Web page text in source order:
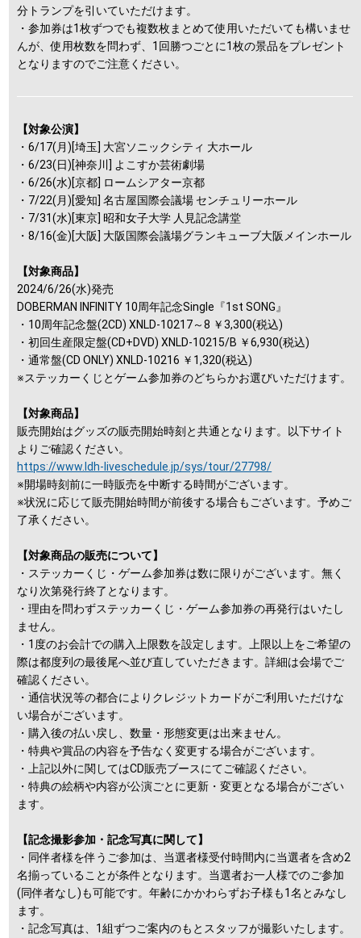
分トランプを引いていただけます。
・参加券は1枚ずつでも複数枚まとめて使用いただいても構いませ
んが、使用枚数を問わず、1回勝つごとに1枚の景品をプレゼント
となりますのでご注意ください。
【対象公演】
・6/17(月)[埼玉] 大宮ソニックシティ 大ホール
・6/23(日)[神奈川] よこすか芸術劇場
・6/26(水)[京都] ロームシアター京都
・7/22(月)[愛知] 名古屋国際会議場 センチュリーホール
・7/31(水)[東京] 昭和女子大学 人見記念講堂
・8/16(金)[大阪] 大阪国際会議場グランキューブ大阪メインホール
【対象商品】
2024/6/26(水)発売
DOBERMAN INFINITY 10周年記念Single『1st SONG』
・10周年記念盤(2CD) XNLD-10217～8 ￥3,300(税込)
・初回生産限定盤(CD+DVD) XNLD-10215/B ￥6,930(税込)
・通常盤(CD ONLY) XNLD-10216 ￥1,320(税込)
※ステッカーくじとゲーム参加券のどちらかお選びいただけます。
【対象商品】
販売開始はグッズの販売開始時刻と共通となります。以下サイト
よりご確認ください。
https://www.ldh-liveschedule.jp/sys/tour/27798/
※開場時刻前に一時販売を中断する時間がございます。
※状況に応じて販売開始時間が前後する場合もございます。予めご
了承ください。
【対象商品の販売について】
・ステッカーくじ・ゲーム参加券は数に限りがございます。無く
なり次第発行終了となります。
・理由を問わずステッカーくじ・ゲーム参加券の再発行はいたし
ません。
・1度のお会計での購入上限数を設定します。上限以上をご希望の
際は都度列の最後尾へ並び直していただきます。詳細は会場でご
確認ください。
・通信状況等の都合によりクレジットカードがご利用いただけな
い場合がございます。
・購入後の払い戻し、数量・形態変更は出来ません。
・特典や賞品の内容を予告なく変更する場合がございます。
・上記以外に関してはCD販売ブースにてご確認ください。
・特典の絵柄や内容が公演ごとに更新・変更となる場合がござい
ます。
【記念撮影参加・記念写真に関して】
・同伴者様を伴うご参加は、当選者様受付時間内に当選者を含め2
名揃っていることが条件となります。当選者お一人様でのご参加
(同伴者なし)も可能です。年齢にかかわらずお子様も1名とみなし
ます。
・記念写真は、1組ずつご案内のもとスタッフが撮影いたします。